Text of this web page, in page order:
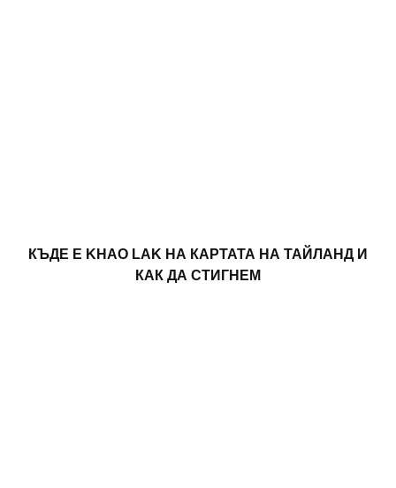
КЪДЕ Е KHAO LAK НА КАРТАТА НА ТАЙЛАНД И
КАК ДА СТИГНЕМ